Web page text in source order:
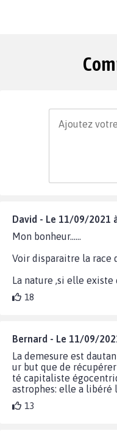
David - Le 11/09/2021
Mon bonheur......
Voir disparaitre la race
La nature ,si elle
18
Bernard - Le 11/09/
La demesure est
ur but que de
té capitaliste
astrophes: elle a libéré
13